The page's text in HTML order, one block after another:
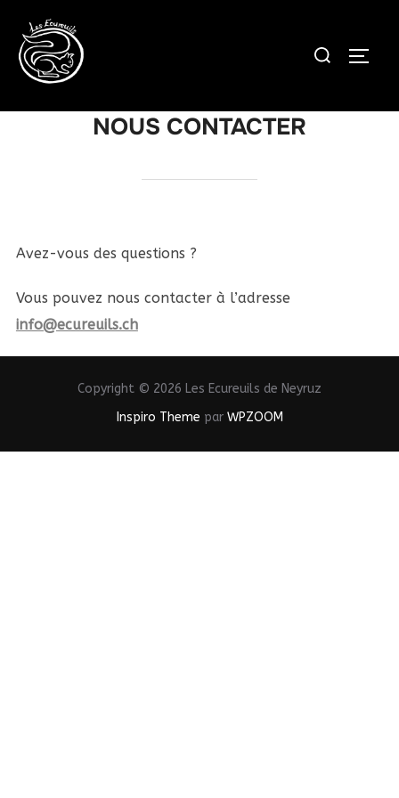
contenu
Rechercher :
NOUS CONTACTER
Avez-vous des questions ?
Vous pouvez nous contacter à l’adresse
info@ecureuils.ch
Copyright © 2026 Les Ecureuils de Neyruz
Inspiro Theme par WPZOOM